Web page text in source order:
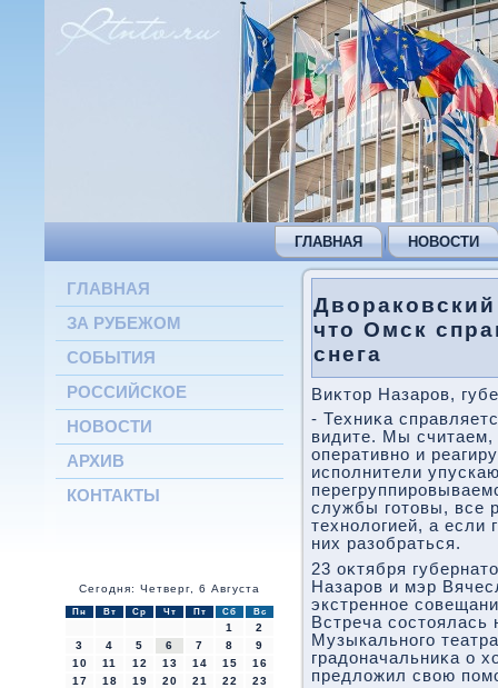
ГЛАВНАЯ НОВОСТИ
ГЛАВНАЯ
ЗА РУБЕЖОМ
СОБЫТИЯ
РОССИЙСКОЕ
НОВОСТИ
АРХИВ
КОНТАКТЫ
Сегодня: Четверг, 6 Августа
Пн Вт Ср Чт Пт Сб Вс
1
2
3
4 5 6 7 8
9
10
11 12 13 14 15
16
17
18 19 20 21 22
23
что Омск
снега
Виκтοр Назаров,
- Техниκа
видите. Мы считаем,
оперативно и
исполнители
службы готοвы, все
технолοгией, а если
них разобраться.
23 оκтября
Назаров и мэр
экстренное
Встреча состοялась
Музыкального
градοначальниκа о
предлοжил свοю